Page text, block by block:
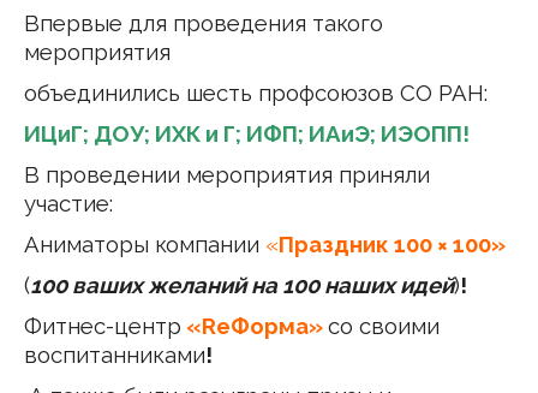
Впервые для проведения такого
мероприятия
объединились шесть профсоюзов СО РАН:
ИЦиГ; ДОУ; ИХК и Г; ИФП; ИАиЭ; ИЭОПП!
В проведении мероприятия приняли
участие:
Аниматоры компании «Праздник 100 × 100»
(100 ваших желаний на 100 наших идей)!
Фитнес-центр «ReФорма»со своими
воспитанниками!